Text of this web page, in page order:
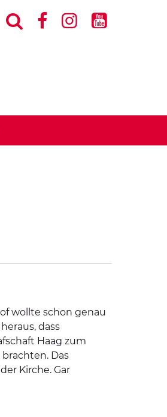
   
wollte schon genau
dass
Haag zum
Das
Kirche. Gar